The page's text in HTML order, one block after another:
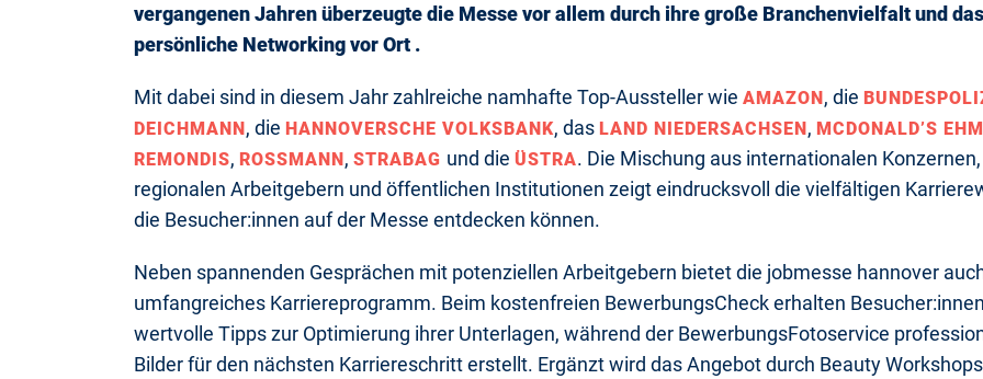
vergangenen Jahren überzeugte die Messe vor allem durch ihre große Branchenvielfalt und das
persönliche Networking vor Ort .
Mit dabei sind in diesem Jahr zahlreiche namhafte Top-Aussteller wie AMAZON, die
DEICHMANN, die HANNOVERSCHE VOLKSBANK, das LAND NIEDERSACHSEN, MCDONALD’S
REMONDIS, ROSSMANN, STRABAG und die ÜSTRA. Die Mischung aus internationalen Konzernen,
regionalen Arbeitgebern und öffentlichen Institutionen zeigt eindrucksvoll die vielfältigen
die Besucher:innen auf der Messe entdecken können.
Neben spannenden Gesprächen mit potenziellen Arbeitgebern bietet die jobmesse hannover
umfangreiches Karriereprogramm. Beim kostenfreien BewerbungsCheck erhalten Besucher:innen
wertvolle Tipps zur Optimierung ihrer Unterlagen, während der BewerbungsFotoservice
Bilder für den nächsten Karriereschritt erstellt. Ergänzt wird das Angebot durch Beauty